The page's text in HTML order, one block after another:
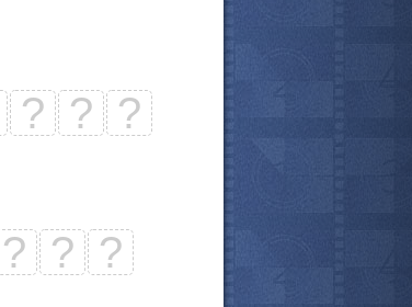
? ? ?
? ? ?